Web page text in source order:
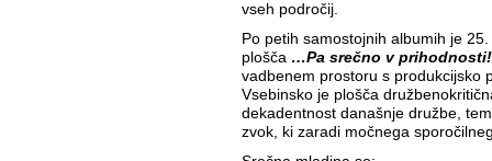
vseh področij.
Po petih samostojnih albumih je
plošča …Pa srečno v prihodnosti!
vadbenem prostoru s produkcijsko
Vsebinsko je plošča
dekadentnost današnje družbe,
zvok, ki zaradi močnega